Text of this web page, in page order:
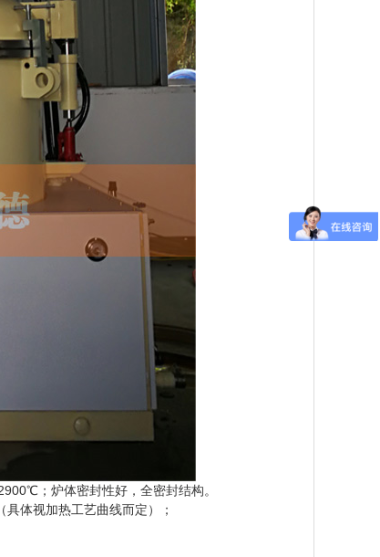
；炉体密封性好，全密封结构。
体视加热工艺曲线而定）；